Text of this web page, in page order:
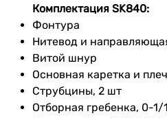
Комплектация SK840:
Фонтура
Нитевод и
Витой шнур
Основная каретка и
Струбцины, 2 шт
Отборная гребенка, 0-1/1